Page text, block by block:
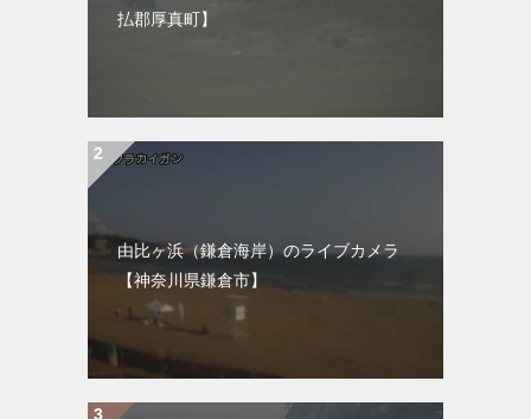
払郡厚真町】
由比ヶ浜（鎌倉海岸）のライブカメラ
【神奈川県鎌倉市】